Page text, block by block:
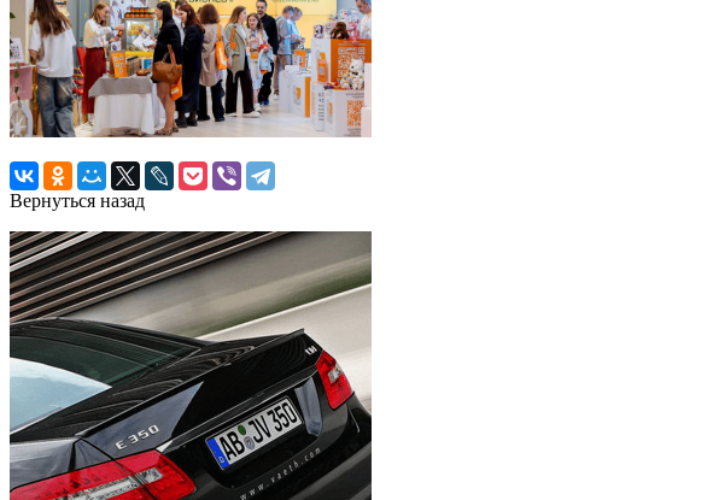
Вернуться назад